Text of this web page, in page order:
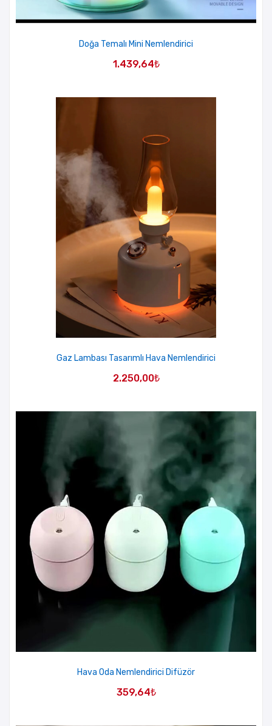
Doğa Temalı Mini Nemlendirici
1.439,64₺
Gaz Lambası Tasarımlı Hava Nemlendirici
2.250,00₺
Hava Oda Nemlendirici Difüzör
359,64₺